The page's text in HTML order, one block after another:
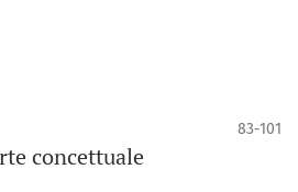
83-101
concettuale